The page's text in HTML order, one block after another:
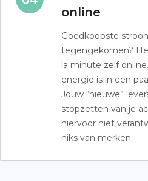
online
Goedkoopste
tegengekomen?
la minute zelf
energie is in een
Jouw “nieuwe”
stopzetten van je
hiervoor niet
niks van merken.